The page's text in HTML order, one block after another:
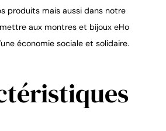
produits mais aussi dans notre
aux montres et bijoux eHo
économie sociale et solidaire.